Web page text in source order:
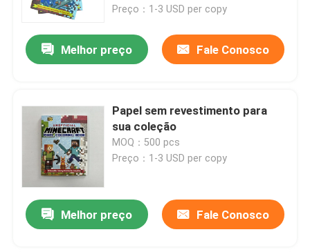
Preço：1-3 USD per copy
Melhor preço Fale Conosco
Papel sem revestimento para
sua coleção
MOQ：500 pcs
Preço：1-3 USD per copy
Melhor preço Fale Conosco